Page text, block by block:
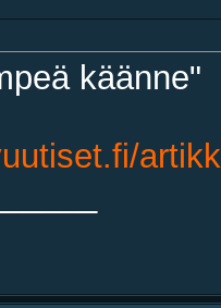
käänne"